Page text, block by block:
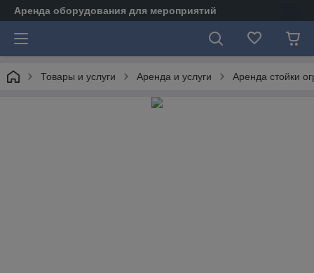
Аренда оборудования для мероприятий
Товары и услуги Аренда и услуги Аренда стойки